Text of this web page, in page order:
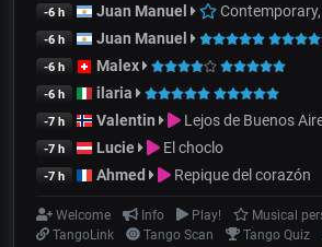
-6 h Juan Manuel
-6 h Juan Manuel
-6 h Malex
-6 h ilaria
-7 h Valentin Lejos de Buenos
-7 h Lucie El choclo
-7 h Ahmed Repique del corazón
Welcome Info Play!
Musical
TangoLink
Tango Scan Tango Quiz